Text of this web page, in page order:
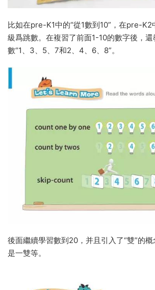
比如在pre-K1中的“從1數到10”，在pre-
級爲跳數。在複習了前面1-10的數字後，
數“1、3、5、7和2、4、6、8”。
後面繼續學習數到20，并且引入了“雙”的
是一雙等。